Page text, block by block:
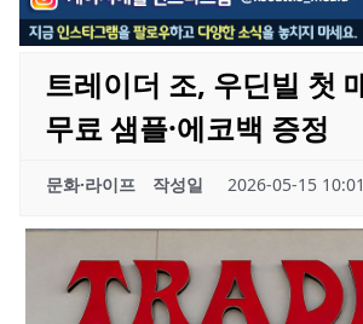
트레이더 조, 우딘빌 첫
무료 샘플·에코백 증정
문화·라이프 작성일 2026-05-15 10:01